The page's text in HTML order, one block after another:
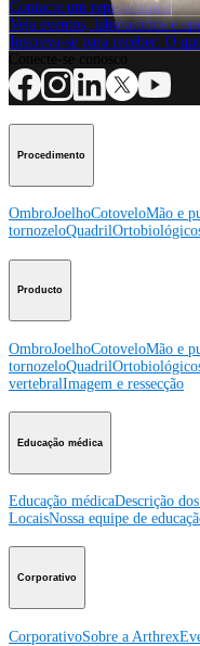
Contacte um representante
Veja eventos, laboratórios e
Inscreva-se para receber: O
Procedimento
OmbroJoelhoCotoveloMão e
tornozeloQuadril
Producto
OmbroJoelhoCotoveloMão e
tornozeloQuadril
vertebralImagem e ressecção
Educação médica
Educação médicaDescrição
LocaisNossa equipe de
Corporativo
CorporativoSobre a Arthrex